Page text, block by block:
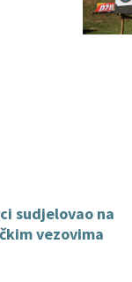
sudjelovao na
vezovima